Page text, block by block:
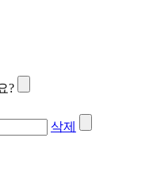
?
삭제